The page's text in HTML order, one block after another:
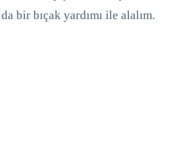
bir bıçak yardımı ile alalım.